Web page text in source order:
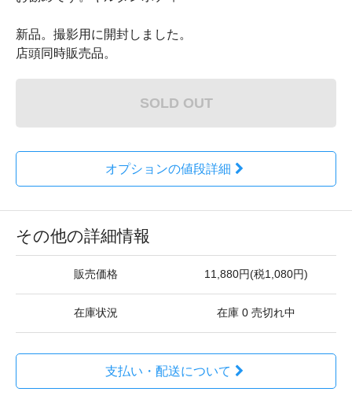
新品。撮影用に開封しました。
店頭同時販売品。
SOLD OUT
オプションの値段詳細
その他の詳細情報
販売価格 11,880円(税1,080円)
在庫状況 在庫 0 売切れ中
支払い・配送について